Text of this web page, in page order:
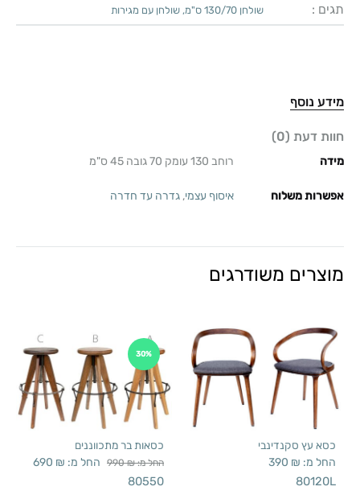
תגים : שולחן 130/70 ס"מ , שולחן עם מגירות
מידע נוסף
חוות דעת (0)
מידה רוחב 130 עומק 70 גובה 45 ס"מ
אפשרות משלוח איסוף עצמי, גדרה עד חדרה
מוצרים משודרגים
כסא עץ סקנדינבי
החל מ: 390 ₪
80120L
30%
כסאות בר מתכווננים
החל מ: 990₪ החל מ: 690 ₪
80550